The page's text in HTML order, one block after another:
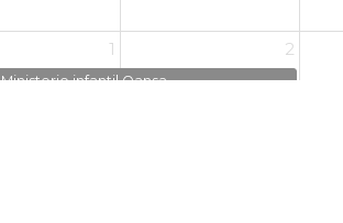
1
Ministerio infantil Oansa
2